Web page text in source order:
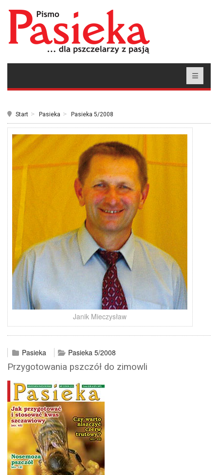
Start Pasieka Pasieka 5/2008
Janik Mieczysław
Pasieka Pasieka 5/2008
Przygotowania pszczół do zimowli